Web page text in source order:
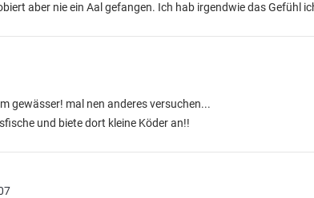
aber nie ein Aal gefangen. Ich hab irgendwie das Gefühl
gewässer! mal nen anderes versuchen...
und biete dort kleine Köder an!!